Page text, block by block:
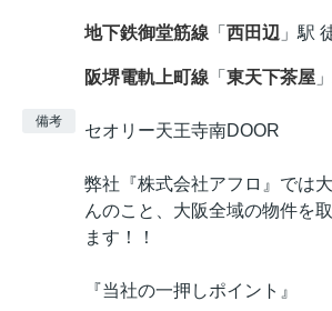
地下鉄御堂筋線 「 西田辺 」駅
阪堺電軌上町線 「 東天下茶屋
備考 セオリー天王寺南DOOR
弊社『株式会社アフロ』では
んのこと、大阪全域の物件を
ます！！
『当社の一押しポイント』